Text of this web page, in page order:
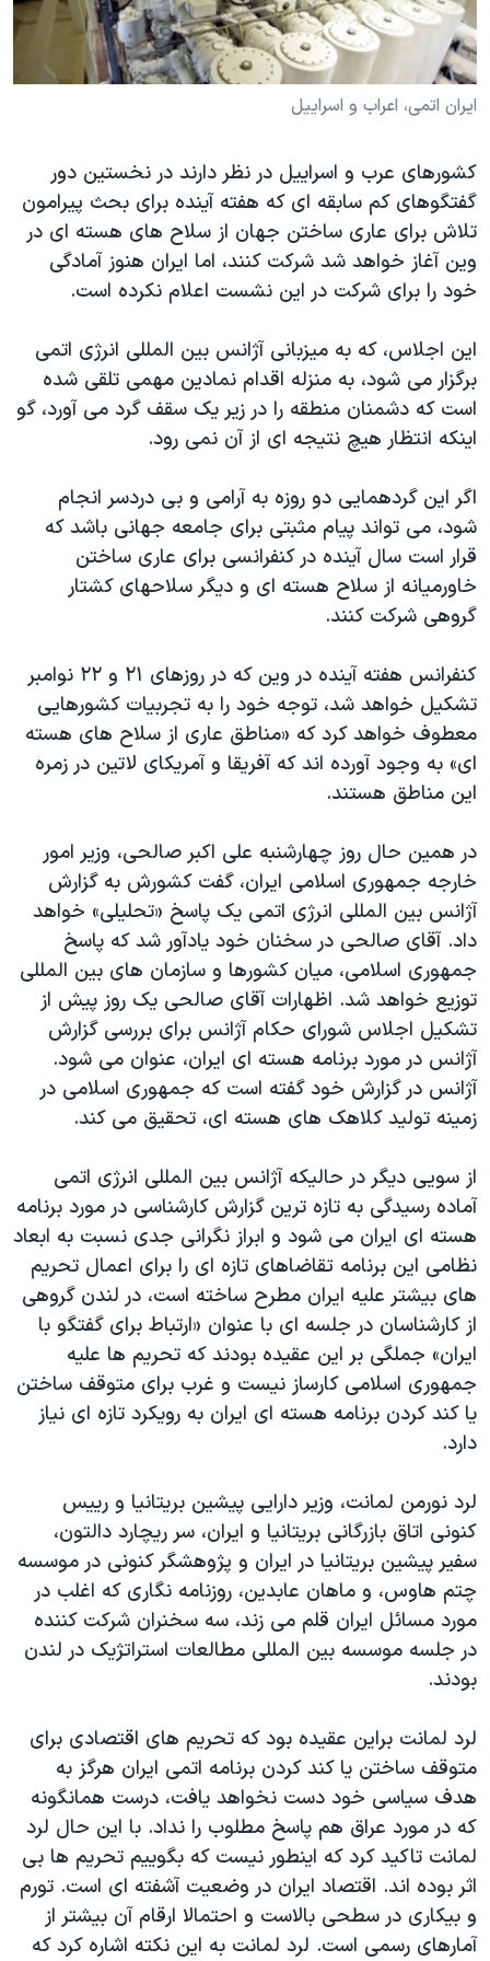
فرهنگ و زندگی
حقوق شهروندی
اقتصادی
اسرائیل در جنگ
گالری عکس
آرشیو پخش زنده
مستندها
انتخابات ریاست جمهوری آمریکا ۲۰۲۴
حمله جمهوری اسلامی به اسرائیل
ورزش زنان در ایران
اعتراضات زن، زندگی، آزادی
مجموعه مستندهای دادخواهی
تریبونال مردمی آبان ۹۸
چهل سال گروگان‌گیری
قانون شفافیت دارائی کادر رهبری ایران
اعتراضات مردمی آبان ۹۸
اسرائیل در جنگ
نرگس محمدی برنده جایزه نوبل صلح
همایش محافظه‌کاران آمریکا «سی‌پک»
صفحه‌های ویژه
دنبال کنید
زبانهای مختلف
ايران اتمی، اعراب و اسراييل
کشورهای عرب و اسراييل در نظر دارند در نخستين دور
گفتگوهای کم سابقه ای که هفته آينده برای بحث پيرامون
تلاش برای عاری ساختن جهان از سلاح های هسته ای در
وين آغاز خواهد شد شرکت کنند، اما ايران هنوز آمادگی
خود را برای شرکت در اين نشست اعلام نکرده است.
اين اجلاس، که به ميزبانی آژانس بين المللی انرژی اتمی
برگزار می شود، به منزله اقدام نمادين مهمی تلقی شده
است که دشمنان منطقه را در زير يک سقف گرد می آورد، گو
اينکه انتظار هيچ نتيجه ای از آن نمی رود.
اگر اين گردهمايی دو روزه به آرامی و بی دردسر انجام
شود، می تواند پيام مثبتی برای جامعه جهانی باشد که
قرار است سال آينده در کنفرانسی برای عاری ساختن
خاورميانه از سلاح هسته ای و ديگر سلاحهای کشتار
گروهی شرکت کنند.
کنفرانس هفته آينده در وين که در روزهای ۲۱ و ۲۲ نوامبر
تشکيل خواهد شد، توجه خود را به تجربيات کشورهايی
معطوف خواهد کرد که «مناطق عاری از سلاح های هسته
ای» به وجود آورده اند که آفريقا و آمريکای لاتين در زمره
اين مناطق هستند.
در همين حال روز چهارشنبه علی اکبر صالحی، وزير امور
خارجه جمهوری اسلامی ایران، گفت کشورش به گزارش
آژانس بين المللی انرژی اتمی يک پاسخ «تحليلی» خواهد
داد. آقای صالحی در سخنان خود يادآور شد که پاسخ
جمهوری اسلامی، ميان کشورها و سازمان های بين المللی
توزيع خواهد شد. اظهارات آقای صالحی يک روز پيش از
تشکيل اجلاس شورای حکام آژانس برای بررسی گزارش
آژانس در مورد برنامه هسته ای ايران، عنوان می شود.
آژانس در گزارش خود گفته است که جمهوری اسلامی در
زمينه توليد کلاهک های هسته ای، تحقيق می کند.
از سویی ديگر در حاليکه آژانس بين المللی انرژی اتمی
آماده رسيدگی به تازه ترين گزارش کارشناسی در مورد برنامه
هسته ای ايران می شود و ابراز نگرانی جدی نسبت به ابعاد
نظامی اين برنامه تقاضاهای تازه ای را برای اعمال تحريم
های بيشتر عليه ايران مطرح ساخته است، در لندن گروهی
از کارشناسان در جلسه ای با عنوان «ارتباط برای گفتگو با
ايران» جملگی بر اين عقيده بودند که تحريم ها عليه
جمهوری اسلامی کارساز نيست و غرب برای متوقف ساختن
يا کند کردن برنامه هسته ای ايران به رويکرد تازه ای نياز
دارد.
لرد نورمن لمانت، وزير دارايی پيشين بريتانيا و رييس
کنونی اتاق بازرگانی بريتانيا و ايران، سر ريچارد دالتون،
سفير پيشين بريتانيا در ايران و پژوهشگر کنونی در موسسه
چتم هاوس، و ماهان عابدين، روزنامه نگاری که اغلب در
مورد مسائل ايران قلم می زند، سه سخنران شرکت کننده
در جلسه موسسه بين المللی مطالعات استراتژيک در لندن
بودند.
لرد لمانت براين عقيده بود که تحريم های اقتصادی برای
متوقف ساختن يا کند کردن برنامه اتمی ايران هرگز به
هدف سياسی خود دست نخواهد يافت، درست همانگونه
که در مورد عراق هم پاسخ مطلوب را نداد. با اين حال لرد
لمانت تاکيد کرد که اينطور نيست که بگوييم تحريم ها بی
اثر بوده اند. اقتصاد ايران در وضعيت آشفته ای است. تورم
و بيکاری در سطحی بالاست و احتمالا ارقام آن بيشتر از
آمارهای رسمی است. لرد لمانت به اين نکته اشاره کرد که